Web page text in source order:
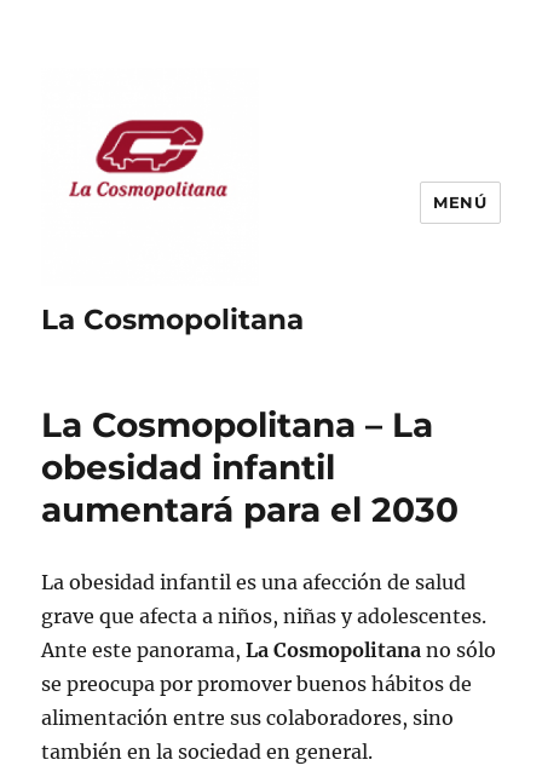
La Cosmopolitana
MENÚ
La Cosmopolitana – La
obesidad infantil
aumentará para el 2030
La obesidad infantil es una afección de salud
grave que afecta a niños, niñas y adolescentes.
Ante este panorama,La Cosmopolitana no sólo
se preocupa por promover buenos hábitos de
alimentación entre sus colaboradores, sino
también en la sociedad en general.